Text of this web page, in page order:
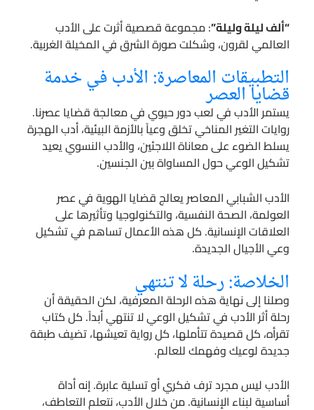
“ألف ليلة وليلة”: مجموعة قصصية أثرت على الأدب
العالمي لقرون، وشكلت صورة الشرق في المخيلة الغربية.
التطبيقات المعاصرة: الأدب في خدمة
قضايا العصر
يستمر الأدب في لعب دور حيوي في معالجة قضايا عصرنا.
روايات التغير المناخي تخلق وعياً بالأزمة البيئية، أدب الهجرة
يسلط الضوء على معاناة اللاجئين، والأدب النسوي يعيد
تشكيل الوعي حول المساواة بين الجنسين.
الأدب الشبابي المعاصر يعالج قضايا الهوية في عصر
العولمة، الصحة النفسية، والتكنولوجيا وتأثيرها على
العلاقات الإنسانية. كل هذه الأعمال تساهم في تشكيل
وعي الأجيال الجديدة.
الخلاصة: رحلة لا تنتهي
وصلنا إلى نهاية هذه الرحلة المعرفية، لكن الحقيقة أن
رحلة أثر الأدب في تشكيل الوعي لا تنتهي أبداً. كل كتاب
تقرأه، كل قصيدة تتأملها، كل رواية تعيشها، تضيف طبقة
جديدة لوعيك وفهمك للعالم.
الأدب ليس مجرد ترف فكري أو تسلية عابرة. إنه أداة
أساسية لبناء الإنسانية. من خلال الأدب، نتعلم التعاطف،